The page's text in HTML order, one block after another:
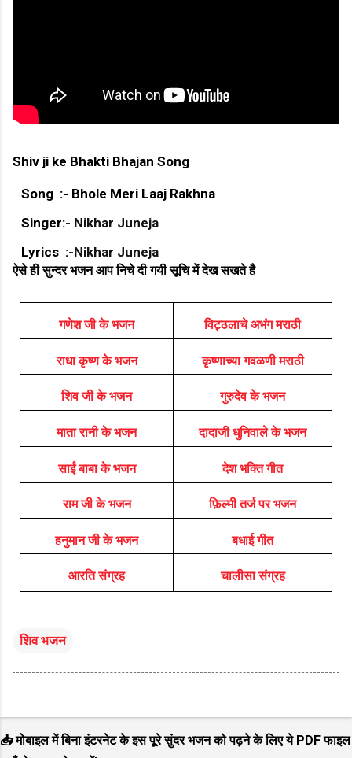
Shiv ji ke Bhakti Bhajan Song
Song :- Bhole Meri Laaj Rakhna
Singer:- Nikhar Juneja
Lyrics :-Nikhar Juneja
ऐसे ही सुन्दर भजन आप निचे दी गयी सूचि में देख सखते है
गणेश जी के भजन विट्ठलाचे अभंग मराठी
राधा कृष्ण के भजन कृष्णाच्या गवळणी मराठी
शिव जी के भजन गुरुदेव के भजन
माता रानी के भजन दादाजी धुनिवाले के भजन
साईं बाबा के भजन देश भक्ति गीत
राम जी के भजन फ़िल्मी तर्ज पर भजन
हनुमान जी के भजन बधाई गीत
आरति संग्रह चालीसा संग्रह
शिव भजन
📥 मोबाइल में बिना इंटरनेट के इस पूरे सुंदर भजन को पढ़ने के लिए ये PDF फाइल